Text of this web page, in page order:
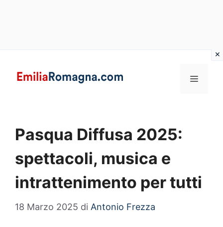
MENU
Pasqua Diffusa 2025:
spettacoli, musica e
intrattenimento per tutti
18 Marzo 2025 di Antonio Frezza